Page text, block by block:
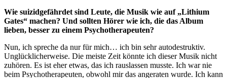
Wie suizidgefährdet sind Leute, die Musik wie auf „Lithium
Gates“ machen? Und sollten Hörer wie ich, die das Album
lieben, besser zu einem Psychotherapeuten?
Nun, ich spreche da nur für mich… ich bin sehr autodestruktiv.
Unglücklicherweise. Die meiste Zeit könnte ich dieser Musik nicht
zuhören. Es ist eher etwas, das ich rauslassen musste. Ich war nie
beim Psychotherapeuten, obwohl mir das angeraten wurde. Ich kann